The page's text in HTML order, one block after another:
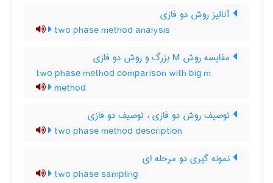
آنالیز روش دو فازی
two phase method analysis
مقایسه روش M بزرگ و روش دو فازی
two phase method comparison with big m
method
توصیف روش دو فازی ، توصیف دو فازی
two phase method description
نمونه گیری دو مرحله ای
two phase sampling